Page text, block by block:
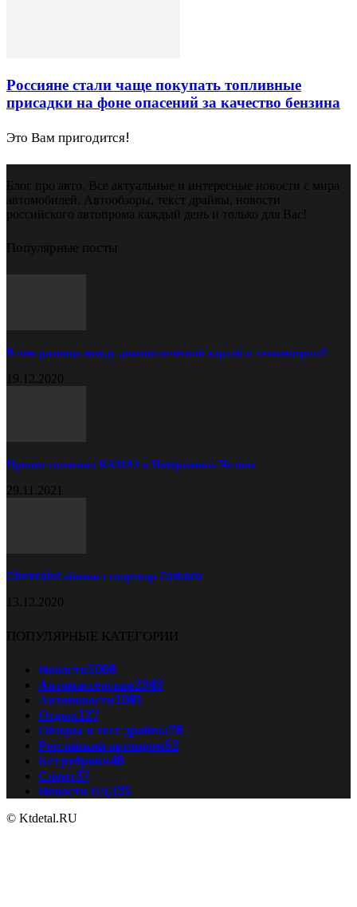
Россияне стали чаще покупать топливные
присадки на фоне опасений за качество бензина
Это Вам пригодится!
Блог про авто. Все актуальные и интересные новости с мира
автомобилей. Автообзоры, текст драйвы, новости
российского автопрома каждый день и только для Вас!
Популярные посты
В чём разница между диагностической картой и техосмотром?
19.12.2020
Прицеп самосвал КАМАЗ в Набережных Челнах
29.11.2021
Chevrolet обновил спорткар Camaro
13.12.2020
ПОПУЛЯРНЫЕ КАТЕГОРИИ
Новости5068
Автомастерская2343
Автоновости1081
Отдых127
Обзоры и тест драйвы78
Российский автопром52
Без рубрики48
Спорт37
Новости ПДД35
© Ktdetal.RU